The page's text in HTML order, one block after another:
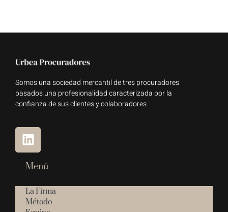
Somos una sociedad mercantil de tres procuradores
basados una profesionalidad caracterizada por la
confianza de sus clientes y colaboradores
Menú
La Firma
Método